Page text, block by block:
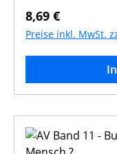
vermeiden.
sind daher
health" zu
Professur für
Sozialwesen
Regulärer Preis:
8,69 €
Preise inkl. MwSt.